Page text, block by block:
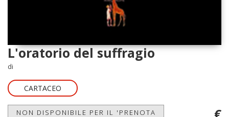
L'oratorio del suffragio
di
CARTACEO
NON DISPONIBILE PER IL 'PRENOTA